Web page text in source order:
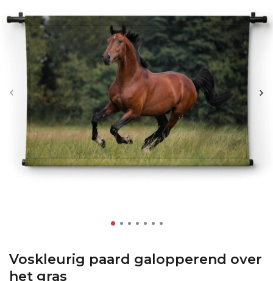
Voskleurig paard galopperend over
het gras